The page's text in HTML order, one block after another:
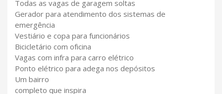
Todas as vagas de garagem soltas
Gerador para atendimento dos sistemas de
emergência
Vestiário e copa para funcionários
Bicicletário com oficina
Vagas com infra para carro elétrico
Ponto elétrico para adega nos depósitos
Um bairro
completo que inspira